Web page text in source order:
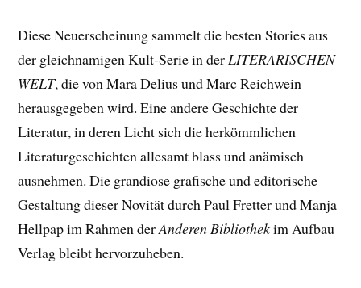
Diese Neuerscheinung sammelt die besten Stories aus
der gleichnamigen Kult-Serie in derLITERARISCHEN
WELT, die von Mara Delius und Marc Reichwein
herausgegeben wird. Eine andere Geschichte der
Literatur, in deren Licht sich die herkömmlichen
Literaturgeschichten allesamt blass und anämisch
ausnehmen. Die grandiose grafische und editorische
Gestaltung dieser Novität durch Paul Fretter und Manja
Hellpap im Rahmen derAnderen Bibliothekim Aufbau
Verlag bleibt hervorzuheben.